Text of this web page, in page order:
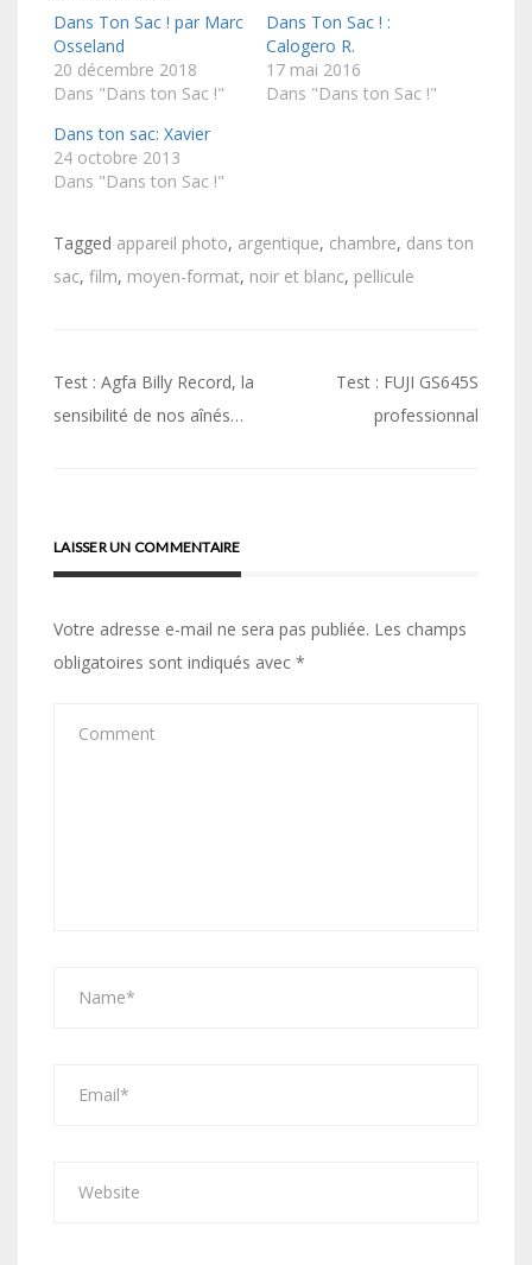
Dans Ton Sac ! par Marc
Osseland
20 décembre 2018
Dans "Dans ton Sac !"
Dans Ton Sac ! :
Calogero R.
17 mai 2016
Dans "Dans ton Sac !"
Dans ton sac: Xavier
24 octobre 2013
Dans "Dans ton Sac !"
Tagged appareil photo, argentique, chambre, dans ton
sac, film, moyen-format, noir et blanc, pellicule
Navigation
de
Test : Agfa Billy Record, la
sensibilité de nos aînés…
Test : FUJI GS645S
professionnal
LAISSER UN COMMENTAIRE
Votre adresse e-mail ne sera pas publiée. Les champs
obligatoires sont indiqués avec *